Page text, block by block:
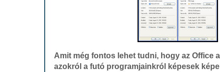
Amit még fontos lehet tudni, hogy az Office
azokról a futó programjainkról képesek